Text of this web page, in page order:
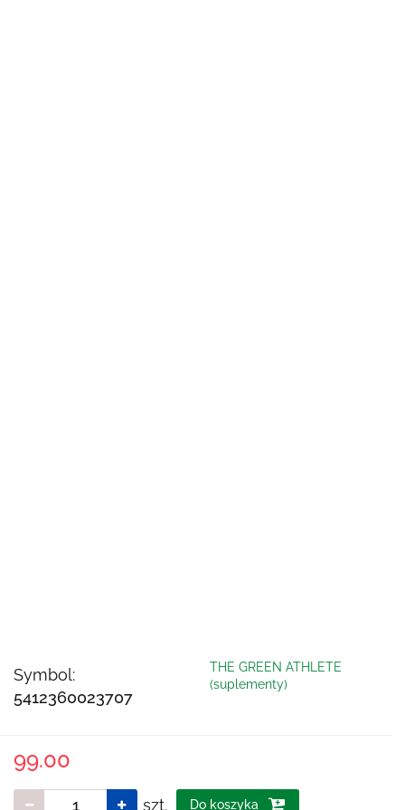
Symbol:
5412360023707
THE GREEN ATHLETE
(suplementy)
99.00
szt. Do koszyka